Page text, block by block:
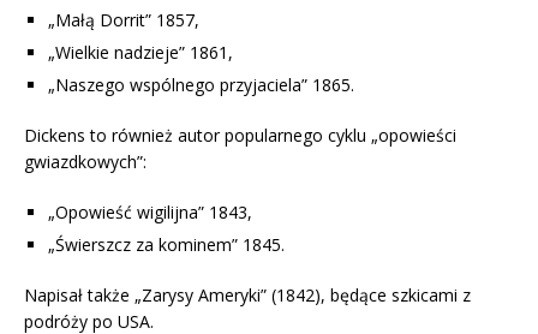
„Małą Dorrit” 1857,
„Wielkie nadzieje” 1861,
„Naszego wspólnego przyjaciela” 1865.
Dickens to również autor popularnego cyklu „opowieści
gwiazdkowych”:
„Opowieść wigilijna” 1843,
„Świerszcz za kominem” 1845.
Napisał także „Zarysy Ameryki” (1842), będące szkicami z
podróży po USA.